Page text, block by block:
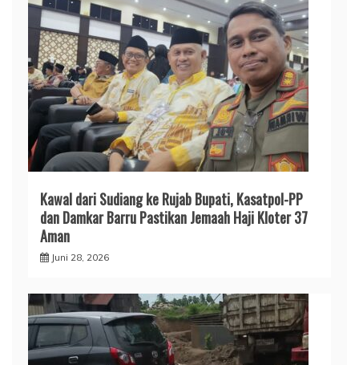
​Kawal dari Sudiang ke Rujab Bupati, Kasatpol-PP
dan Damkar Barru Pastikan Jemaah Haji Kloter 37
Aman
Juni 28, 2026